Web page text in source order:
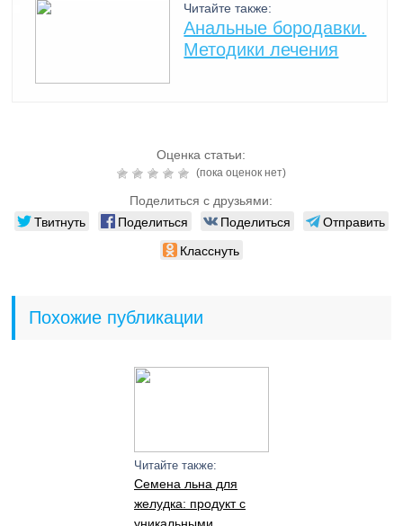
Читайте также:
Анальные бородавки.
Методики лечения
Оценка статьи:
(пока оценок нет)
Поделиться с друзьями:
Твитнуть Поделиться Поделиться
Отправить
Класснуть
Похожие публикации
Читайте также:
Семена льна для
желудка: продукт с